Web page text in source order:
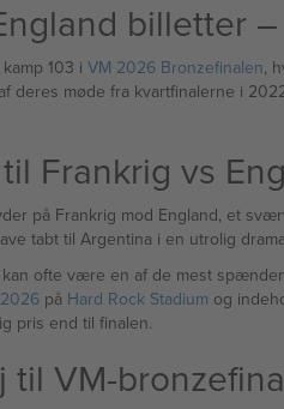
billetter
103 i VM 2026 Bronzefinalen,
deres møde fra kvartfinalerne i
Frankrig vs
på Frankrig mod England, et
tabt til Argentina i en utrolig
ofte være en af de mest
på Hard Rock Stadium og
pris end til finalen.
til VM-